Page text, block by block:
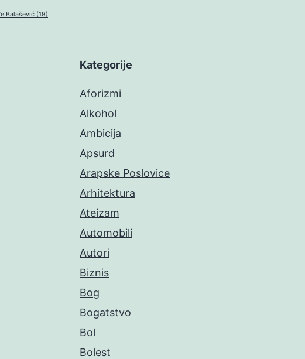
Balašević (19)
Kategorije
Aforizmi
Alkohol
Ambicija
Apsurd
Arapske Poslovice
Arhitektura
Ateizam
Automobili
Autori
Biznis
Bog
Bogatstvo
Bol
Bolest